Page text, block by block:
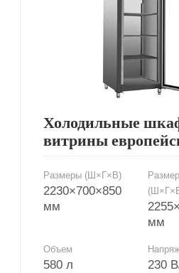
Холодильные
витрины
Размеры (Ш×Г×В)
2230×700×850
мм
мм
Объем
580 л
230